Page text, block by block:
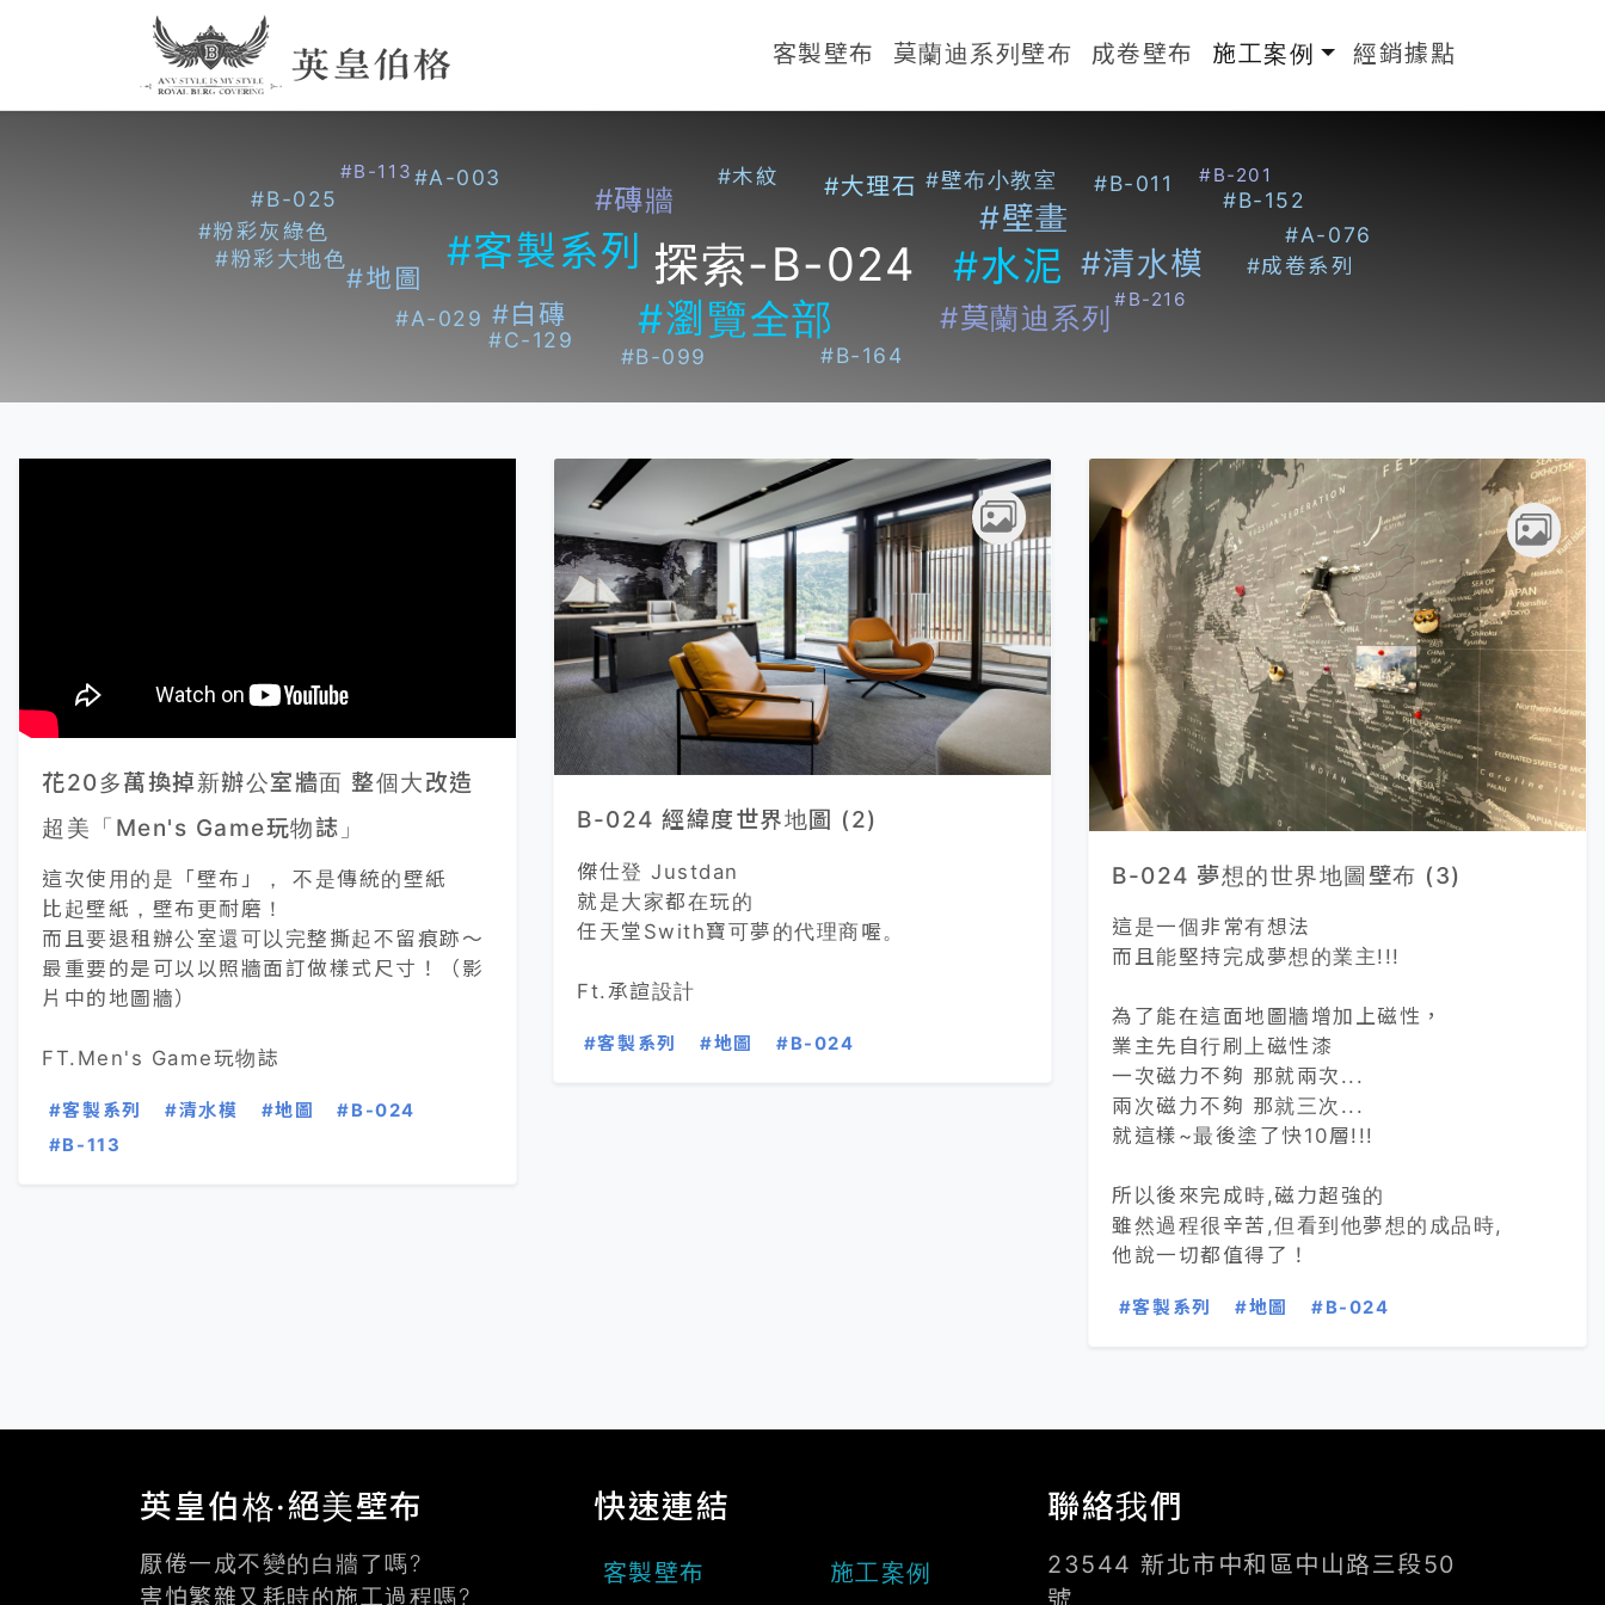
客製壁布 莫蘭迪系列壁布 成卷壁布 施工案例 (current)
經銷據點
探索-B-024
#客製系列
#水泥
#瀏覽全部
#壁畫
#清水模
#莫蘭迪系列
#磚牆
#地圖
#白磚
#大理石 #壁布小教室
#木紋
#粉彩大地色 #成卷系列
#B-011
#A-029
#粉彩灰綠色
#C-129
#B-164
#A-003
#B-152
#A-076
#B-025
#B-099
#B-201
#B-216
#B-113
花20多萬換掉新辦公室牆面 整個大改造
超美「Men's Game玩物誌」
這次使用的是「壁布」， 不是傳統的壁紙
比起壁紙，壁布更耐磨！
而且要退租辦公室還可以完整撕起不留痕跡～
最重要的是可以以照牆面訂做樣式尺寸！（影
片中的地圖牆）
FT.Men's Game玩物誌
#客製系列 #清水模 #地圖
#B-024
#B-113
B-024 經緯度世界地圖 (2)
傑仕登 Justdan
就是大家都在玩的
任天堂Swith寶可夢的代理商喔。
Ft.承諠設計
#客製系列 #地圖 #B-024
B-024 夢想的世界地圖壁布 (3)
這是一個非常有想法
而且能堅持完成夢想的業主!!!
為了能在這面地圖牆增加上磁性，
業主先自行刷上磁性漆
一次磁力不夠 那就兩次...
兩次磁力不夠 那就三次...
就這樣~最後塗了快10層!!!
所以後來完成時,磁力超強的
雖然過程很辛苦,但看到他夢想的成品時,
他說一切都值得了！
#客製系列 #地圖 #B-024
英皇伯格·絕美壁布
厭倦一成不變的白牆了嗎?
害怕繁雜又耗時的施工過程嗎?
快速連結
客製壁布 施工案例
聯絡我們
23544 新北市中和區中山路三段50
號